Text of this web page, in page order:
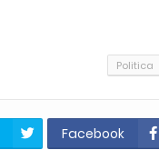
Politica
Facebook